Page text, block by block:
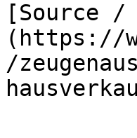
[Source /
(https://
/